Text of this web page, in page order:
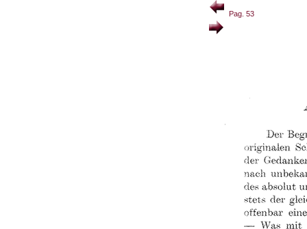
Pag. 53